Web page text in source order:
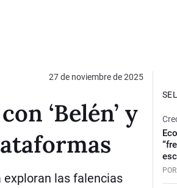
27 de noviembre de 2025
‘Belén’ y
exploran las falencias